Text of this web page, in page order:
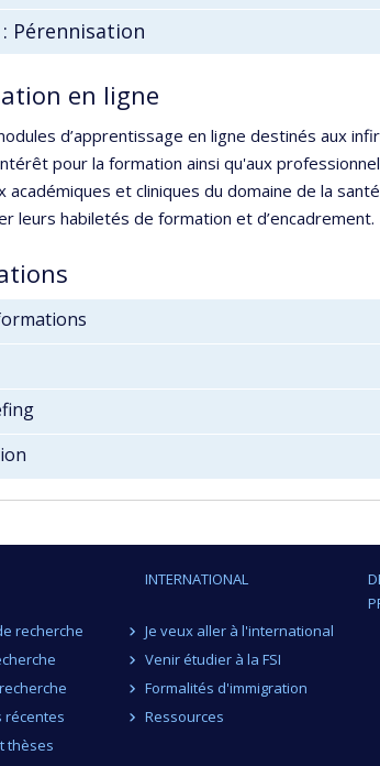
Pérennisation
en ligne
d’apprentissage en ligne destinés aux
pour la formation ainsi qu'aux
et cliniques du domaine de la santé
leurs habiletés de formation et d’encadrement.
recherche
récentes
thèses
INTERNATIONAL
Je veux aller à l'international
Venir étudier à la FSI
Formalités d'immigration
Ressources